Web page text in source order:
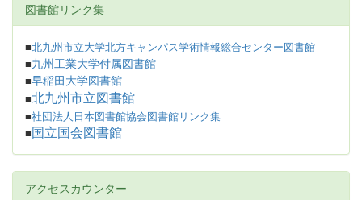
図書館リンク集
■北九州市立大学北方キャンパス学術情報総合センター図書館
■九州工業大学付属図書館
■早稲田大学図書館
■北九州市立図書館
■社団法人日本図書館協会図書館リンク集
■ 国立国会図書館
アクセスカウンター